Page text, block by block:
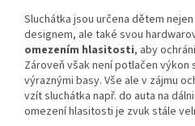
Sluchátka jsou určena dětem
designem, ale také svou
omezením hlasitosti, aby
Zároveň však není potlačen výkon
výraznými basy. Vše ale v zájmu
vzít sluchátka např. do auta na
omezení hlasitosti je zvuk stále